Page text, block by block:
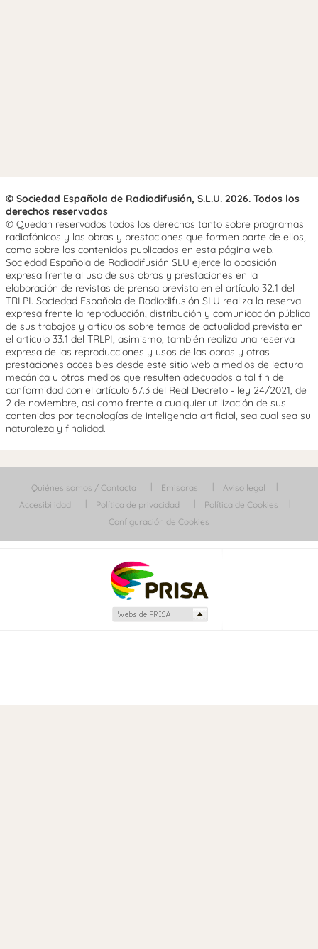
© Sociedad Española de Radiodifusión, S.L.U. 2026. Todos los
derechos reservados
© Quedan reservados todos los derechos tanto sobre programas
radiofónicos y las obras y prestaciones que formen parte de ellos,
como sobre los contenidos publicados en esta página web.
Sociedad Española de Radiodifusión SLU ejerce la oposición
expresa frente al uso de sus obras y prestaciones en la
elaboración de revistas de prensa prevista en el artículo 32.1 del
TRLPI. Sociedad Española de Radiodifusión SLU realiza la reserva
expresa frente la reproducción, distribución y comunicación pública
de sus trabajos y artículos sobre temas de actualidad prevista en
el artículo 33.1 del TRLPI, asimismo, también realiza una reserva
expresa de las reproducciones y usos de las obras y otras
prestaciones accesibles desde este sitio web a medios de lectura
mecánica u otros medios que resulten adecuados a tal fin de
conformidad con el artículo 67.3 del Real Decreto - ley 24/2021, de
2 de noviembre, así como frente a cualquier utilización de sus
contenidos por tecnologías de inteligencia artificial, sea cual sea su
naturaleza y finalidad.
Quiénes somos / Contacta Emisoras
Aviso legal
Accesibilidad
Política de privacidad
Política de Cookies
Configuración de Cookies